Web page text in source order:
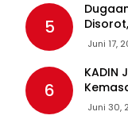
5
Juni 17,
6
KADIN
Juni 30,